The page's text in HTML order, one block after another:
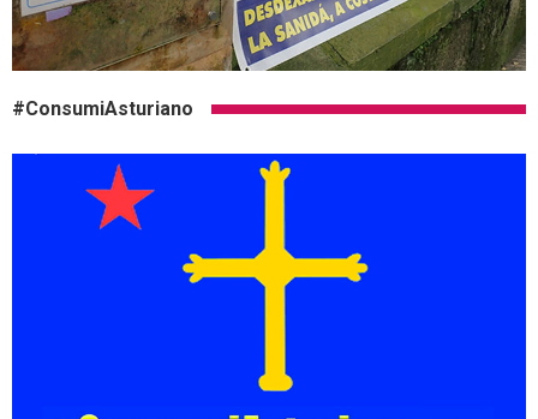
#ConsumiAsturiano